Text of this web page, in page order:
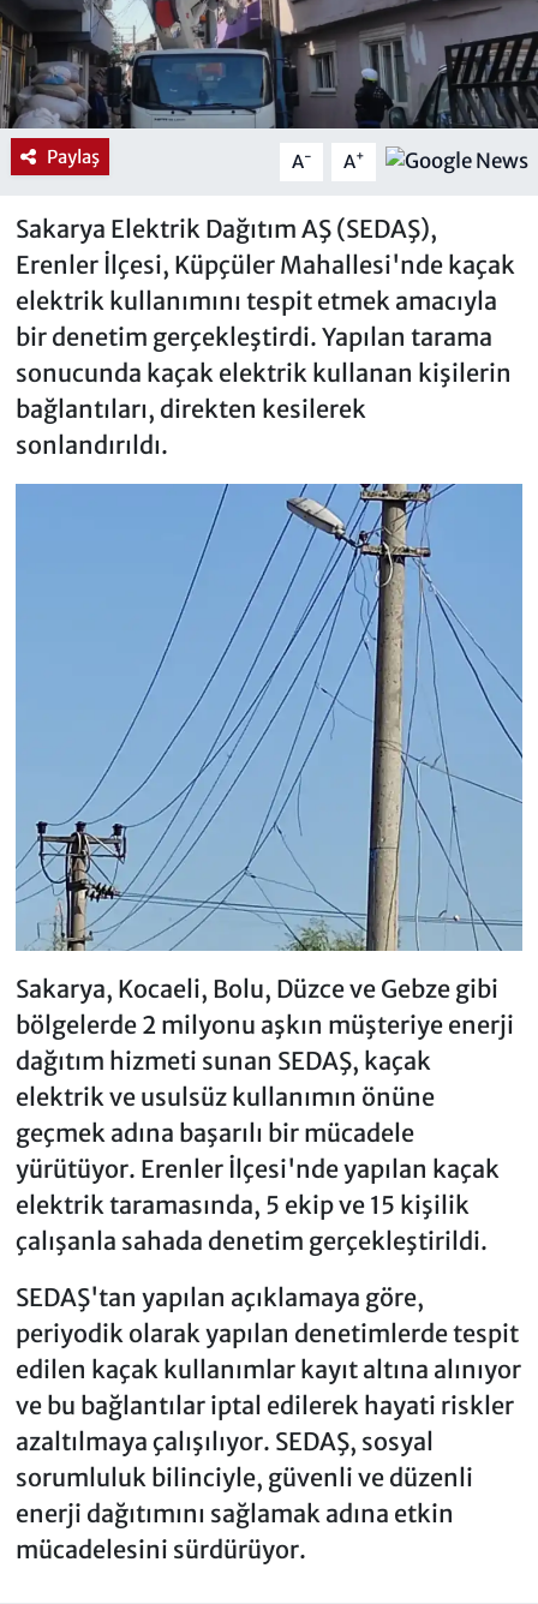
Paylaş A- A+
Sakarya Elektrik Dağıtım AŞ (SEDAŞ),
Erenler İlçesi, Küpçüler Mahallesi'nde kaçak
elektrik kullanımını tespit etmek amacıyla
bir denetim gerçekleştirdi. Yapılan tarama
sonucunda kaçak elektrik kullanan kişilerin
bağlantıları, direkten kesilerek
sonlandırıldı.
Sakarya, Kocaeli, Bolu, Düzce ve Gebze gibi
bölgelerde 2 milyonu aşkın müşteriye enerji
dağıtım hizmeti sunan SEDAŞ, kaçak
elektrik ve usulsüz kullanımın önüne
geçmek adına başarılı bir mücadele
yürütüyor. Erenler İlçesi'nde yapılan kaçak
elektrik taramasında, 5 ekip ve 15 kişilik
çalışanla sahada denetim gerçekleştirildi.
SEDAŞ'tan yapılan açıklamaya göre,
periyodik olarak yapılan denetimlerde tespit
edilen kaçak kullanımlar kayıt altına alınıyor
ve bu bağlantılar iptal edilerek hayati riskler
azaltılmaya çalışılıyor. SEDAŞ, sosyal
sorumluluk bilinciyle, güvenli ve düzenli
enerji dağıtımını sağlamak adına etkin
mücadelesini sürdürüyor.